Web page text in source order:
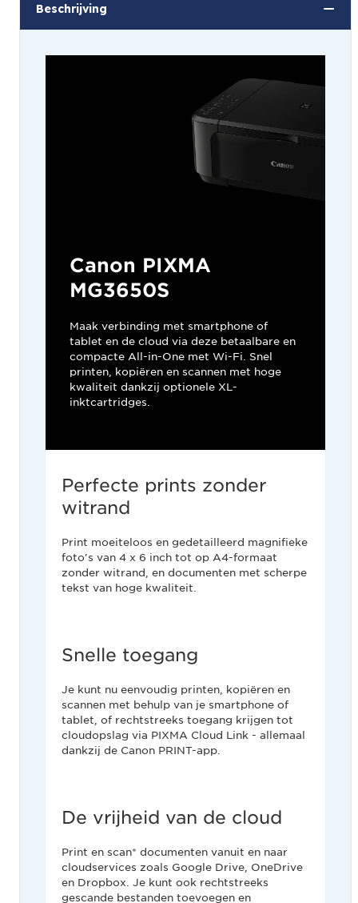
Beschrijving
Canon PIXMA
MG3650S
Maak verbinding met smartphone of
tablet en de cloud via deze betaalbare en
compacte All-in-One met Wi-Fi. Snel
printen, kopiëren en scannen met hoge
kwaliteit dankzij optionele XL-
inktcartridges.
Perfecte prints zonder
witrand
Print moeiteloos en gedetailleerd magnifieke
foto's van 4 x 6 inch tot op A4-formaat
zonder witrand, en documenten met scherpe
tekst van hoge kwaliteit.
Snelle toegang
Je kunt nu eenvoudig printen, kopiëren en
scannen met behulp van je smartphone of
tablet, of rechtstreeks toegang krijgen tot
cloudopslag via PIXMA Cloud Link - allemaal
dankzij de Canon PRINT-app.
De vrijheid van de cloud
Print en scan* documenten vanuit en naar
cloudservices zoals Google Drive, OneDrive
en Dropbox. Je kunt ook rechtstreeks
gescande bestanden toevoegen en